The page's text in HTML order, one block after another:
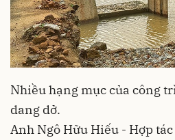
Nhiều hạng mục của công
dang dở.
Anh Ngô Hữu Hiếu - Hợp